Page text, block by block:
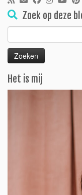
Zoek op deze
Zoeken
naar:
Het is mij